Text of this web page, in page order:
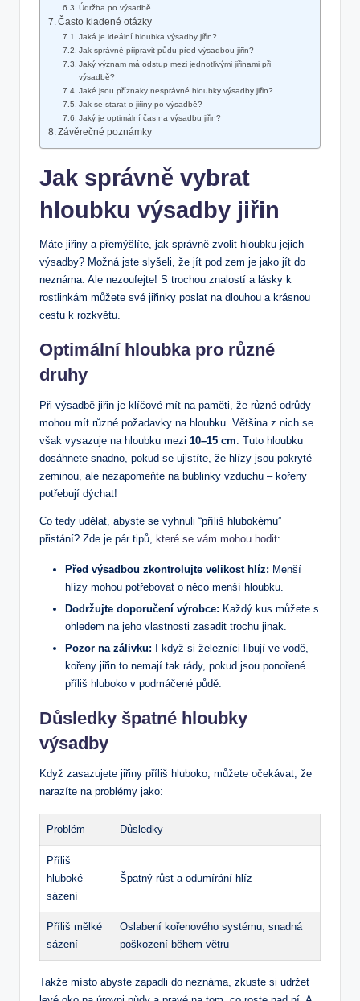
Údržba po výsadbě
Často kladené otázky
Jaká je ideální hloubka výsadby jiřin?
Jak správně připravit půdu před výsadbou jiřin?
Jaký význam má odstup mezi jednotlivými jiřinami při
výsadbě?
Jaké jsou příznaky nesprávné hloubky výsadby jiřin?
Jak se starat o jiřiny po výsadbě?
Jaký je optimální čas na výsadbu jiřin?
Závěrečné poznámky
Jak správně vybrat
hloubku výsadby jiřin
Máte jiřiny a přemýšlíte, jak správně zvolit hloubku jejich
výsadby? Možná jste slyšeli, že jít pod zem je jako jít do
neznáma. Ale nezoufejte! S trochou znalostí a lásky k
rostlinkám můžete své jiřinky poslat na dlouhou a krásnou
cestu k rozkvětu.
Optimální hloubka pro různé
druhy
Při výsadbě jiřin je klíčové mít na paměti, že různé odrůdy
mohou mít různé požadavky na hloubku. Většina z nich se
však vysazuje na hloubku mezi 10–15 cm. Tuto hloubku
dosáhnete snadno, pokud se ujistíte, že hlízy jsou pokryté
zeminou, ale nezapomeňte na bublinky vzduchu – kořeny
potřebují dýchat!
Co tedy udělat, abyste se vyhnuli “příliš hlubokému”
přistání? Zde je pár tipů, které se vám mohou hodit:
Před výsadbou zkontrolujte velikost hlíz: Menší
hlízy mohou potřebovat o něco menší hloubku.
Dodržujte doporučení výrobce: Každý kus můžete s
ohledem na jeho vlastnosti zasadit trochu jinak.
Pozor na zálivku: I když si železníci libují ve vodě,
kořeny jiřin to nemají tak rády, pokud jsou ponořené
příliš hluboko v podmáčené půdě.
Důsledky špatné hloubky
výsadby
Když zasazujete jiřiny příliš hluboko, můžete očekávat, že
narazíte na problémy jako:
Problém Důsledky
Příliš
hluboké
sázení
Špatný růst a odumírání hlíz
Příliš mělké
sázení
Oslabení kořenového systému, snadná
poškození během větru
Takže místo abyste zapadli do neznáma, zkuste si udržet